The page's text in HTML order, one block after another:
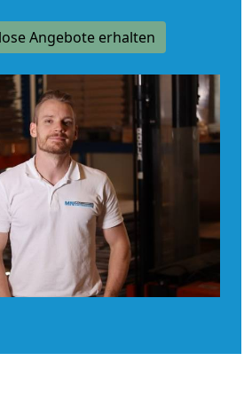
Angebote erhalten